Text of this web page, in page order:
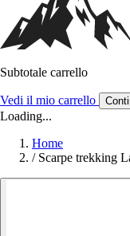
Subtotale carrello
Vedi il mio carrello
Loading...
Home
/ Scarpe trekking